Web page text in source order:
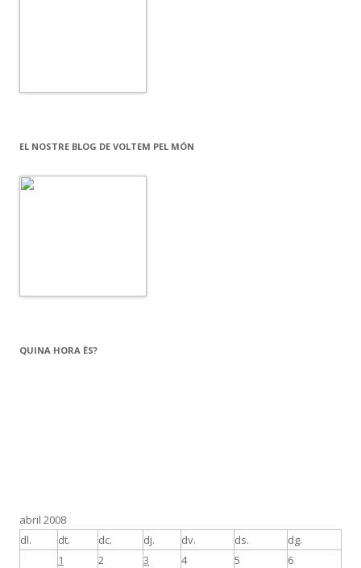
EL NOSTRE BLOG DE VOLTEM PEL MÓN
QUINA HORA ÈS?
abril 2008
dl.
dt. dc. dj. dv. ds. dg.
1 2 3 4 5
6